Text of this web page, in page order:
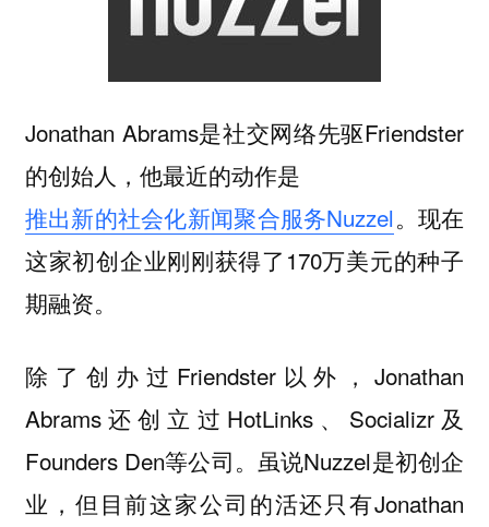
Jonathan Abrams是社交网络先驱Friendster
的创始人，他最近的动作是
推出新的社会化新闻聚合服务Nuzzel。现在
这家初创企业刚刚获得了170万美元的种子
期融资。
除了创办过Friendster以外，Jonathan
Abrams还创立过HotLinks、Socializr及
Founders Den等公司。虽说Nuzzel是初创企
业，但目前这家公司的活还只有Jonathan